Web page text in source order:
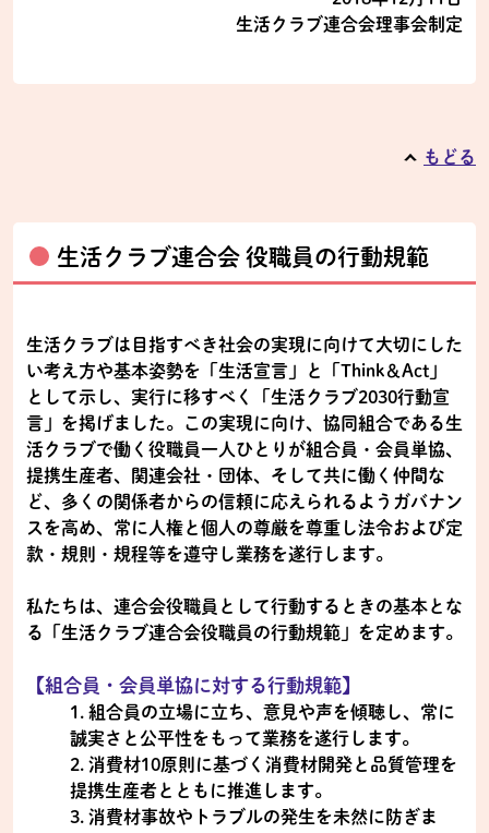
生活クラブ連合会理事会制定
もどる
生活クラブ連合会 役職員の行動規範
生活クラブは目指すべき社会の実現に向けて大切にした
い考え方や基本姿勢を「生活宣言」と「Think＆Act」
として示し、実行に移すべく「生活クラブ2030行動宣
言」を掲げました。この実現に向け、協同組合である生
活クラブで働く役職員一人ひとりが組合員・会員単協、
提携生産者、関連会社・団体、そして共に働く仲間な
ど、多くの関係者からの信頼に応えられるようガバナン
スを高め、常に人権と個人の尊厳を尊重し法令および定
款・規則・規程等を遵守し業務を遂行します。
私たちは、連合会役職員として行動するときの基本とな
る「生活クラブ連合会役職員の行動規範」を定めます。
【組合員・会員単協に対する行動規範】
1. 組合員の立場に立ち、意見や声を傾聴し、常に
誠実さと公平性をもって業務を遂行します。
2. 消費材10原則に基づく消費材開発と品質管理を
提携生産者とともに推進します。
3. 消費材事故やトラブルの発生を未然に防ぎま